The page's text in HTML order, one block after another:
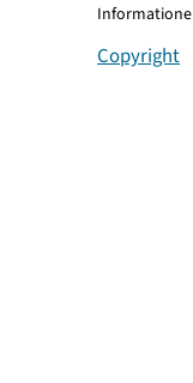
Copyright